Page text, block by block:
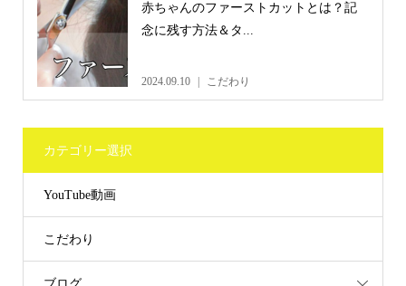
赤ちゃんのファーストカットとは？記
念に残す方法＆タ...
2024.09.10 こだわり
カテゴリー選択
YouTube動画
こだわり